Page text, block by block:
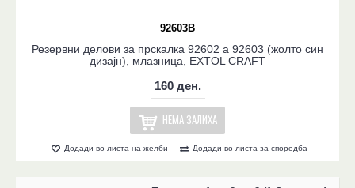
92603B
Резервни делови за прскалка 92602 a 92603 (жолто син
дизајн), млазница, EXTOL CRAFT
160 ден.
НЕМА ЗАЛИХА
Додади во листа на желби Додади во листа за споредба